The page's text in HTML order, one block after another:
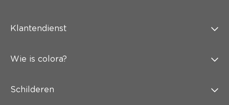
Klantendienst
Wie is colora?
Schilderen